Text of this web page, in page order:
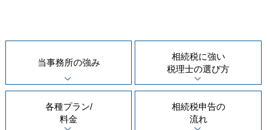
当事務所の強み
相続税に強い
税理士の選び方
各種プラン/
料金
相続税申告の
流れ